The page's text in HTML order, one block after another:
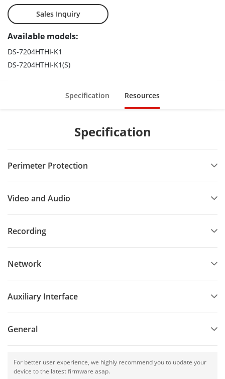
Sales Inquiry
Available models:
DS-7204HTHI-K1
DS-7204HTHI-K1(S)
Specification Resources
Specification
Perimeter Protection
Video and Audio
Recording
Network
Auxiliary Interface
General
For better user experience, we highly recommend you to update your
device to the latest firmware asap.